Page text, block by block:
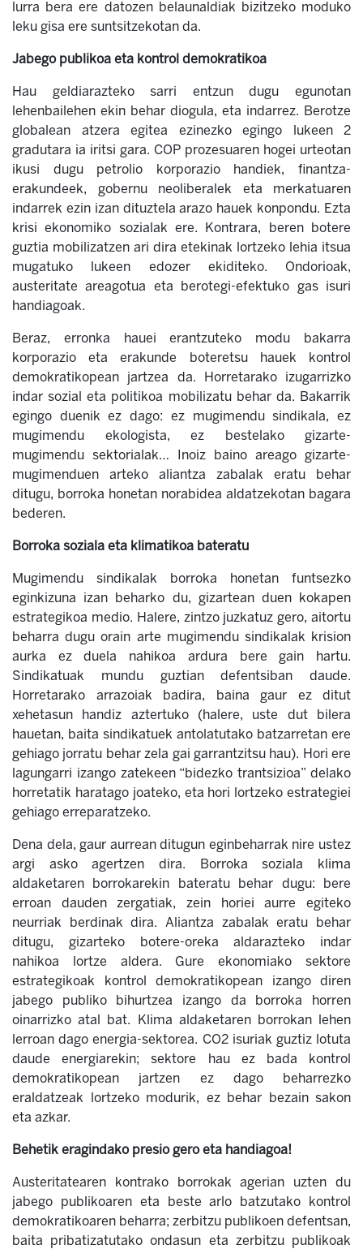
lurra bera ere datozen belaunaldiak bizitzeko moduko
leku gisa ere suntsitzekotan da.
Jabego publikoa eta kontrol demokratikoa
Hau geldiarazteko sarri entzun dugu egunotan
lehenbailehen ekin behar diogula, eta indarrez. Berotze
globalean atzera egitea ezinezko egingo lukeen 2
gradutara ia iritsi gara. COP prozesuaren hogei urteotan
ikusi dugu petrolio korporazio handiek, finantza-
erakundeek, gobernu neoliberalek eta merkatuaren
indarrek ezin izan dituztela arazo hauek konpondu. Ezta
krisi ekonomiko sozialak ere. Kontrara, beren botere
guztia mobilizatzen ari dira etekinak lortzeko lehia itsua
mugatuko lukeen edozer ekiditeko. Ondorioak,
austeritate areagotua eta berotegi-efektuko gas isuri
handiagoak.
Beraz, erronka hauei erantzuteko modu bakarra
korporazio eta erakunde boteretsu hauek kontrol
demokratikopean jartzea da. Horretarako izugarrizko
indar sozial eta politikoa mobilizatu behar da. Bakarrik
egingo duenik ez dago: ez mugimendu sindikala, ez
mugimendu ekologista, ez bestelako gizarte-
mugimendu sektorialak… Inoiz baino areago gizarte-
mugimenduen arteko aliantza zabalak eratu behar
ditugu, borroka honetan norabidea aldatzekotan bagara
bederen.
Borroka soziala eta klimatikoa bateratu
Mugimendu sindikalak borroka honetan funtsezko
eginkizuna izan beharko du, gizartean duen kokapen
estrategikoa medio. Halere, zintzo juzkatuz gero, aitortu
beharra dugu orain arte mugimendu sindikalak krision
aurka ez duela nahikoa ardura bere gain hartu.
Sindikatuak mundu guztian defentsiban daude.
Horretarako arrazoiak badira, baina gaur ez ditut
xehetasun handiz aztertuko (halere, uste dut bilera
hauetan, baita sindikatuek antolatutako batzarretan ere
gehiago jorratu behar zela gai garrantzitsu hau). Hori ere
lagungarri izango zatekeen “bidezko trantsizioa” delako
horretatik haratago joateko, eta hori lortzeko estrategiei
gehiago erreparatzeko.
Dena dela, gaur aurrean ditugun eginbeharrak nire ustez
argi asko agertzen dira. Borroka soziala klima
aldaketaren borrokarekin bateratu behar dugu: bere
erroan dauden zergatiak, zein horiei aurre egiteko
neurriak berdinak dira. Aliantza zabalak eratu behar
ditugu, gizarteko botere-oreka aldarazteko indar
nahikoa lortze aldera. Gure ekonomiako sektore
estrategikoak kontrol demokratikopean izango diren
jabego publiko bihurtzea izango da borroka horren
oinarrizko atal bat. Klima aldaketaren borrokan lehen
lerroan dago energia-sektorea. CO2 isuriak guztiz lotuta
daude energiarekin; sektore hau ez bada kontrol
demokratikopean jartzen ez dago beharrezko
eraldatzeak lortzeko modurik, ez behar bezain sakon
eta azkar.
Behetik eragindako presio gero eta handiagoa!
Austeritatearen kontrako borrokak agerian uzten du
jabego publikoaren eta beste arlo batzutako kontrol
demokratikoaren beharra; zerbitzu publikoen defentsan,
baita pribatizatutako ondasun eta zerbitzu publikoak